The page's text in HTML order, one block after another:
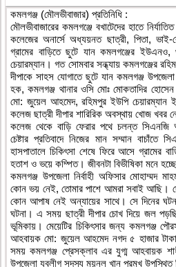
কমলগঞ্জ (মৌলভীবাজার) প্রতিনিধি :
মৌলভীবাজারের কমলগঞ্জে বখাটেদের হাতে
কলেজের অনার্সে অধ্যয়নত ছাত্রী, পিতা, ভাই-
গ্রামের বাড়িতে ছুটে যান কমলগঞ্জের
চেয়ারম্যান। গত সোমবার সন্ধ্যায় কমলগঞ্জের
দীপাকে সাহস যোগাতে ছুটে যান কমলগঞ্জ উপজেলা
হক, কমলগঞ্জ থানার ওসি মোঃ মোকতাদির
মো: জুয়েল আহমেদ, রহিমপুর ইউপি
কলেজ ছাত্রী দীপার শারিরিক অবস্থায় খোজ খবর
কলেজ থেকে বাড়ি ফেরার পথে চলন্ত সিএনজি
চেষ্টার প্রতিবাদে নিজের মান সম্মান
হাসপাতালে চিকিৎসা শেষে ফিরে আসে গ্রামের
হতাশ ও ভয়ে কম্পিত। জীবনটা বিভীষিকা মনে
কমলগঞ্জ উপজেলা নির্বাহী অফিসার মোহাম্মদ
কোন ভয় নেই, তোমার পাশে আমরা সবাই আছি।
কোন আপাষ নেই অন্যায়ের সাথে। সে দিনের
ঘটনা। এ সময় ছাত্রী দীপার চোখ দিয়ে জল
ভূমিকায়। মেয়েটির চিকিৎসার জন্য কমলগঞ্জ
আহবায়ক মো: জুয়েল আহমেদ নগদ ৫ হাজার
সময় কমলগঞ্জ প্রেসক্লাব এর যুগ্ম আহবায়ক
উপজেলা যুবলীগ সদস্য ময়নুল খান প্রমুখ উপস্থিত